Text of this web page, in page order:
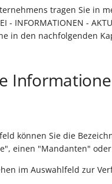
tragen Sie in
- INFORMATIONEN -
in den nachfolgenden
können Sie die
einen "Mandanten"
im Auswahlfeld zur